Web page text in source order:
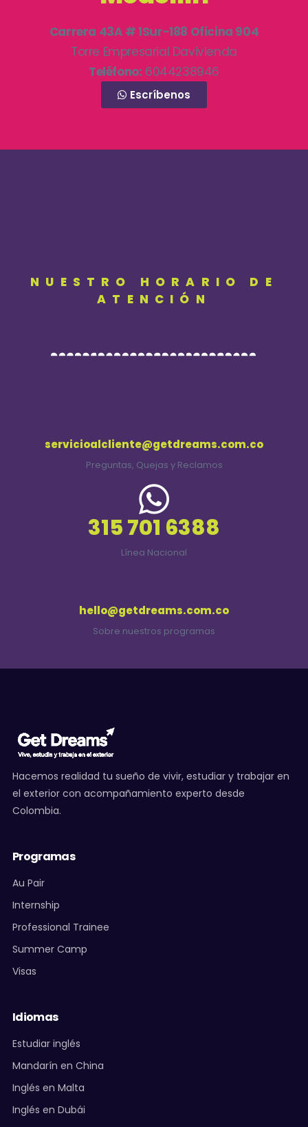
Carrera 43A # 1Sur-188 Oficina 904
Torre Empresarial Davivienda
Teléfono: 6044238946
Escríbenos
NUESTRO HORARIO DE
ATENCIÓN
servicioalcliente@getdreams.com.co
Preguntas, Quejas y Reclamos
315 701 6388
Línea Nacional
hello@getdreams.com.co
Sobre nuestros programas
Hacemos realidad tu sueño de vivir, estudiar y trabajar en
el exterior con acompañamiento experto desde
Colombia.
Programas
Au Pair
Internship
Professional Trainee
Summer Camp
Visas
Idiomas
Estudiar inglés
Mandarín en China
Inglés en Malta
Inglés en Dubái